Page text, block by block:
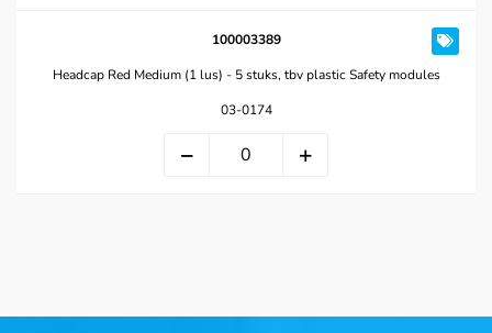
100003389
Headcap Red Medium (1 lus) - 5 stuks, tbv plastic Safety modules
03-0174